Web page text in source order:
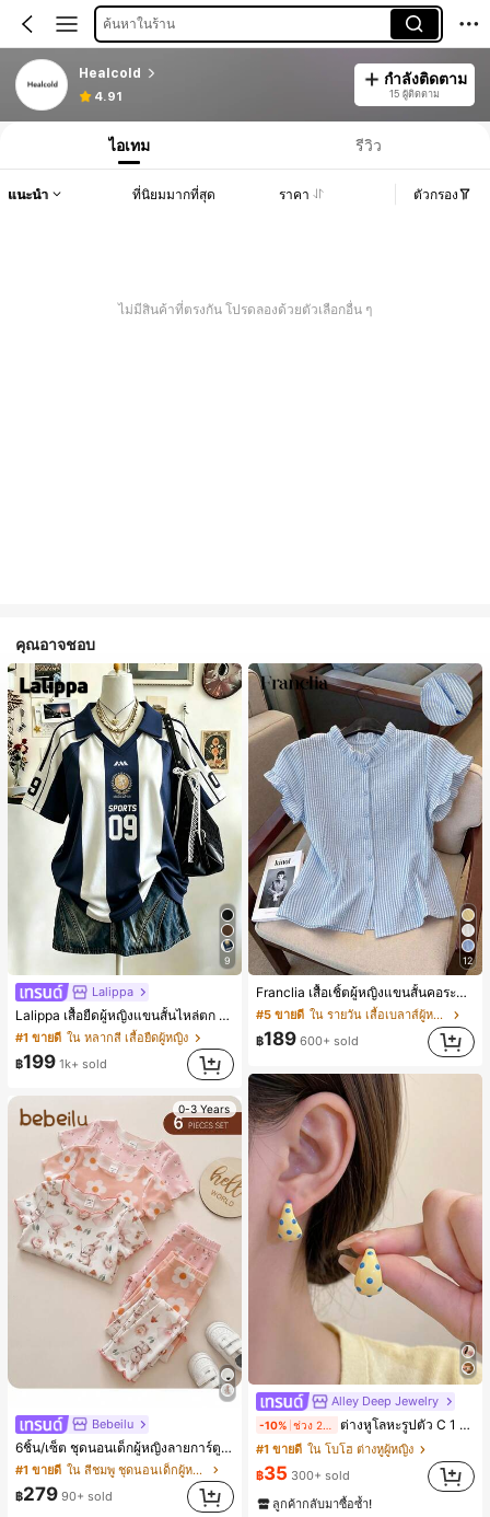
ค้นหาในร้าน
Healcold
4.91
กำลังติดตาม
15 ผู้ติดตาม
ไอเทม รีวิว
แนะนำ ที่นิยมมากที่สุด ราคา ตัวกรอง
ไม่มีสินค้าที่ตรงกัน โปรดลองด้วยตัวเลือกอื่น ๆ
คุณอาจชอบ
9
Lalippa
Lalippa เสื้อยืดผู้หญิงแขนสั้นไหล่ตก คอวีปกเสื้อ ลายพิมพ์ดิจิทัลลายทาง สไตล์สปอร์ตแฟชั่นมินิมอล ของขวัญสำหรับเพื่อน
#1 ขายดี ใน หลากสี เสื้อยืดผู้หญิง
฿199 1k+ sold
0-3 Years
Bebeilu
6ชิ้น/เซ็ต ชุดนอนเด็กผู้หญิงลายการ์ตูนหมีและดอกไม้ คอกลม แขนสั้น กางเกงขาสั้น ขอบระบาย สวมใส่สบาย
#1 ขายดี
ใน สีชมพู ชุดนอนเด็กผู้หญิง
฿279 90+ sold
12
Franclia เสื้อเชิ้ตผู้หญิงแขนสั้นคอระบายกระดุมเดี่ยวลายทาง
#5 ขายดี
ใน รายวัน เสื้อเบลาส์ผู้หญิง
฿189 600+ sold
Alley Deep Jewelry
-10% ต่างหูโลหะรูปตัว C 1 คู่ เคลือบหยดสีเหลือง ลายจุดสีน้ำเงิน สไตล์ยุโรปและอเมริกัน แฟชั่นส่วนตัว หวานและสง่างาม สำหรับผู้หญิงและเด็กหญิง สำหรับการเดินทาง งานแต่งงาน ปาร์ตี้ วันเกิด ของขวัญคริสต์มาส 2026
#1 ขายดี ใน โบโฮ ต่างหูผู้หญิง
เกือบหมดแล้ว!
#1 ขายดี ใน โบโฮ ต่างหูผู้หญิง
เกือบหมดแล้ว!
#1 ขายดี ใน โบโฮ ต่างหูผู้หญิง
เกือบหมดแล้ว!
เกือบหมดแล้ว!
฿35 300+ sold
ลูกค้ากลับมาซื้อซ้ำ!